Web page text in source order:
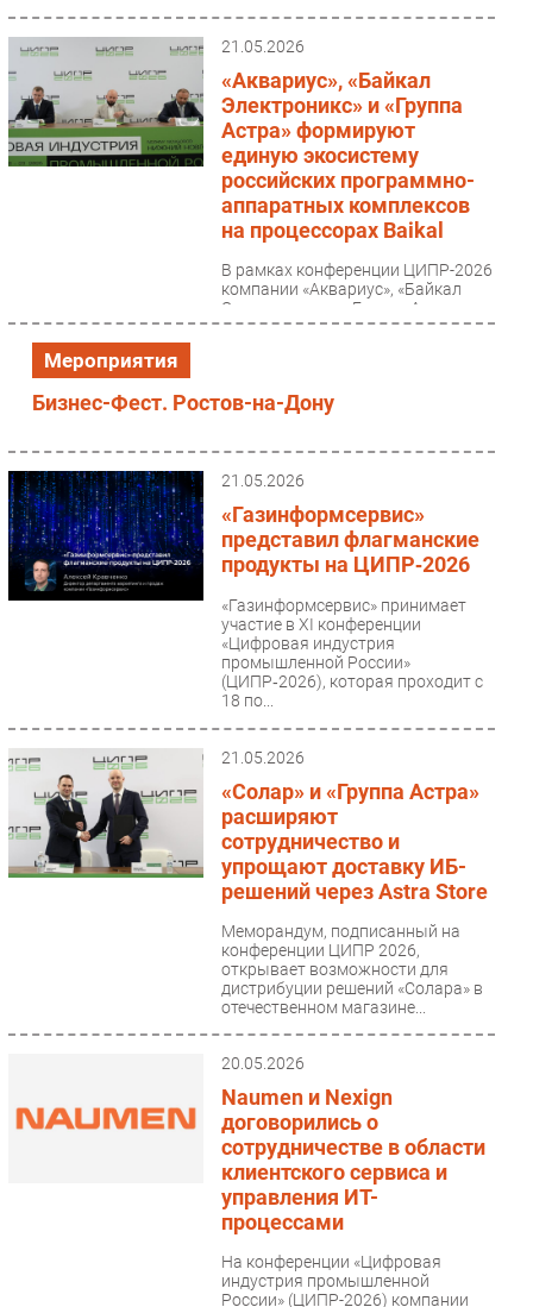
21.05.2026
«Аквариус», «Байкал
Электроникс» и «Группа
Астра» формируют
единую экосистему
российских программно-
аппаратных комплексов
на процессорах Baikal
В рамках конференции ЦИПР-2026
компании «Аквариус», «Байкал
Электроникс» и «Группа Астра»
объявили о намерении совместно
Мероприятия
Бизнес-Фест. Ростов-на-Дону
21.05.2026
«Газинформсервис»
представил флагманские
продукты на ЦИПР‑2026
«Газинформсервис» принимает
участие в XI конференции
«Цифровая индустрия
промышленной России»
(ЦИПР‑2026), которая проходит с
18 по...
21.05.2026
«Солар» и «Группа Астра»
расширяют
сотрудничество и
упрощают доставку ИБ-
решений через Astra Store
Меморандум, подписанный на
конференции ЦИПР 2026,
открывает возможности для
дистрибуции решений «Солара» в
отечественном магазине...
20.05.2026
Naumen и Nexign
договорились о
сотрудничестве в области
клиентского сервиса и
управления ИТ-
процессами
На конференции «Цифровая
индустрия промышленной
России» (ЦИПР-2026) компании